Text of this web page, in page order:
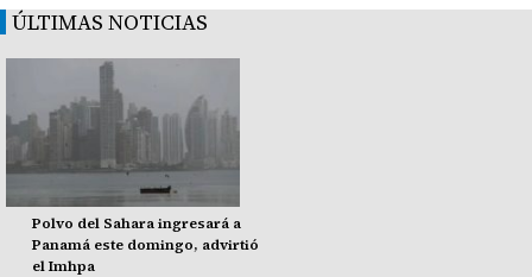
ÚLTIMAS NOTICIAS
Polvo del Sahara ingresará a
Panamá este domingo, advirtió
el Imhpa